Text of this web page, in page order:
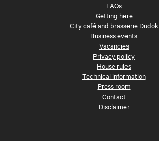
FAQs
Getting here
City café and brasserie Dudok
Business events
Vacancies
Privacy policy
House rules
Technical information
Press room
Contact
Disclaimer